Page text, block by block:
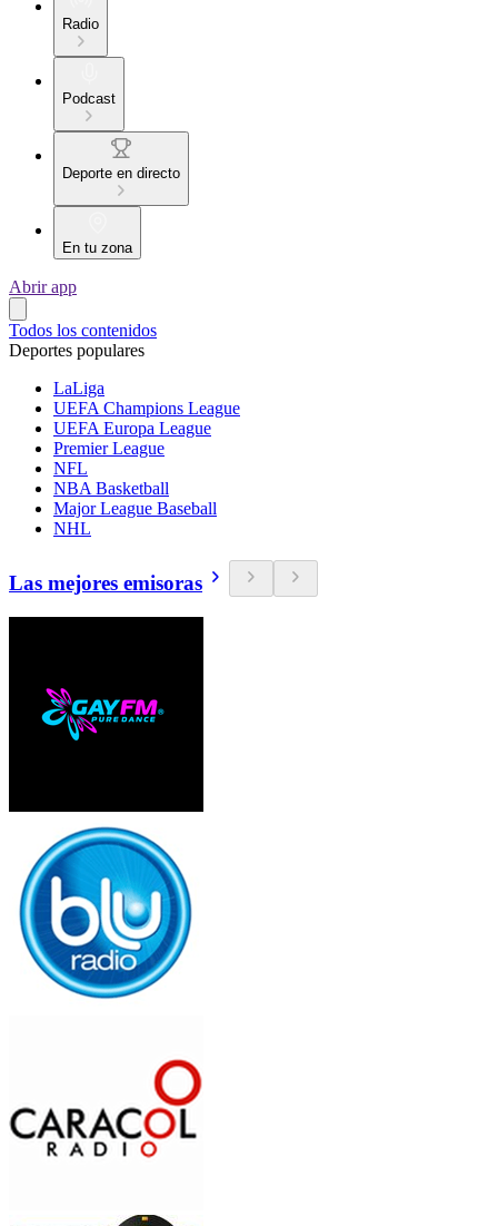
Radio
Podcast
Deporte en directo
En tu zona
Abrir app
Todos los contenidos
Deportes populares
LaLiga
UEFA Champions League
UEFA Europa League
Premier League
NFL
NBA Basketball
Major League Baseball
NHL
Las mejores emisoras